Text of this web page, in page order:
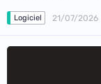
Logiciel 21/07/2026